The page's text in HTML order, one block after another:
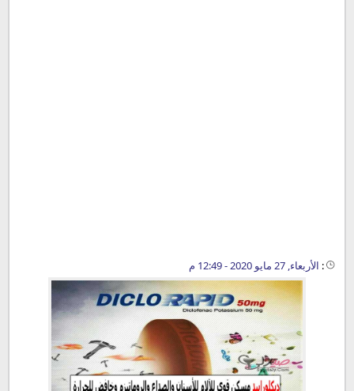
: الأربعاء, 27 مايو 2020 - 12:49 م